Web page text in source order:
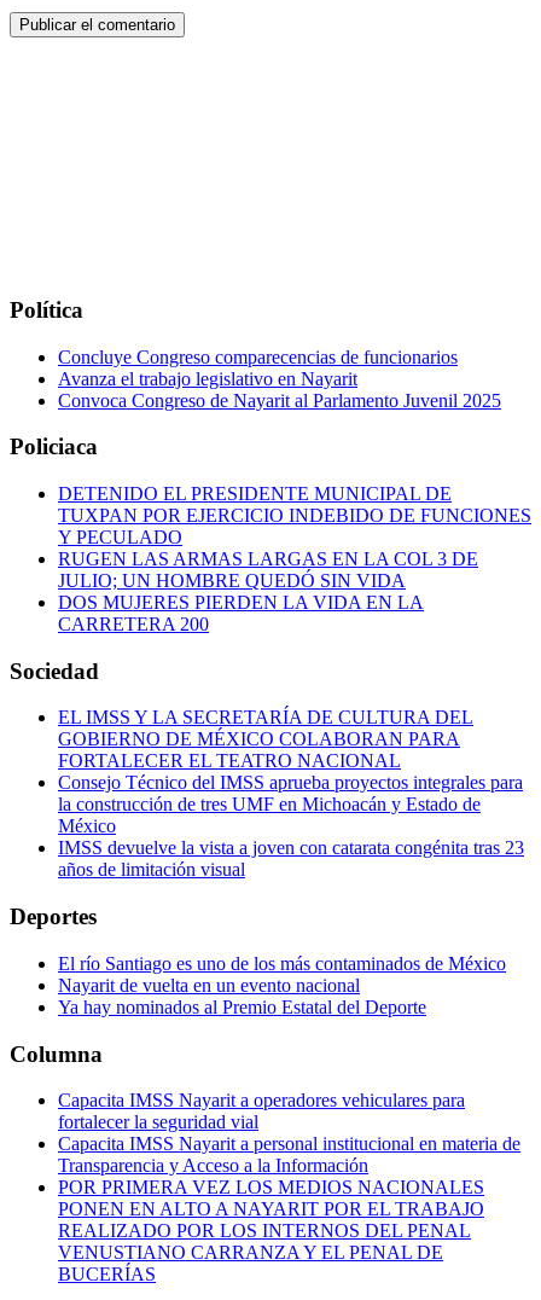
Política
Concluye Congreso comparecencias de funcionarios
Avanza el trabajo legislativo en Nayarit
Convoca Congreso de Nayarit al Parlamento Juvenil 2025
Policiaca
DETENIDO EL PRESIDENTE MUNICIPAL DE
TUXPAN POR EJERCICIO INDEBIDO DE FUNCIONES
Y PECULADO
RUGEN LAS ARMAS LARGAS EN LA COL 3 DE
JULIO; UN HOMBRE QUEDÓ SIN VIDA
DOS MUJERES PIERDEN LA VIDA EN LA
CARRETERA 200
Sociedad
EL IMSS Y LA SECRETARÍA DE CULTURA DEL
GOBIERNO DE MÉXICO COLABORAN PARA
FORTALECER EL TEATRO NACIONAL
Consejo Técnico del IMSS aprueba proyectos integrales para
la construcción de tres UMF en Michoacán y Estado de
México
IMSS devuelve la vista a joven con catarata congénita tras 23
años de limitación visual
Deportes
El río Santiago es uno de los más contaminados de México
Nayarit de vuelta en un evento nacional
Ya hay nominados al Premio Estatal del Deporte
Columna
Capacita IMSS Nayarit a operadores vehiculares para
fortalecer la seguridad vial
Capacita IMSS Nayarit a personal institucional en materia de
Transparencia y Acceso a la Información
POR PRIMERA VEZ LOS MEDIOS NACIONALES
PONEN EN ALTO A NAYARIT POR EL TRABAJO
REALIZADO POR LOS INTERNOS DEL PENAL
VENUSTIANO CARRANZA Y EL PENAL DE
BUCERÍAS